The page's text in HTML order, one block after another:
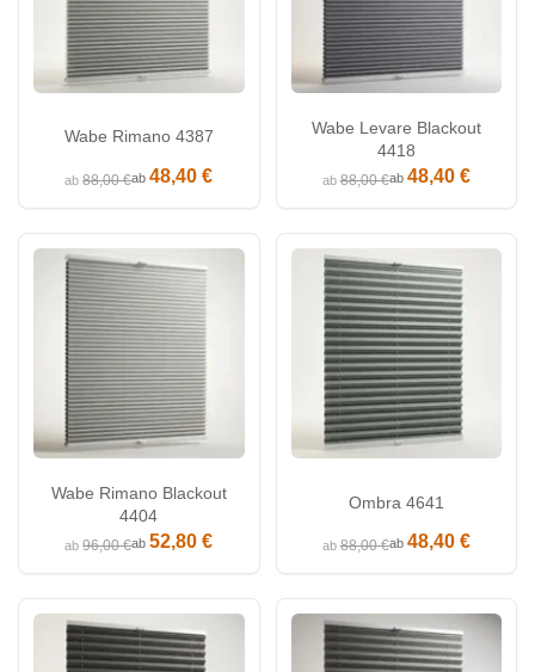
Wabe Rimano 4387
ab88,00 €ab48,40 €
Wabe Levare Blackout
4418
ab88,00 €ab 48,40 €
Wabe Rimano Blackout
4404
ab96,00 €ab52,80 €
Ombra 4641
ab88,00 €ab 48,40 €